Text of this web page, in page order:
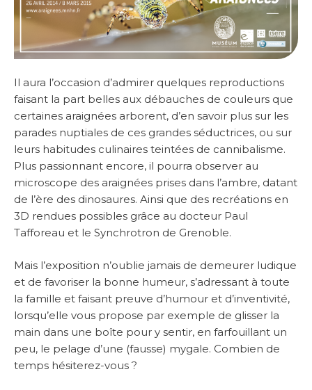
Il aura l’occasion d’admirer quelques reproductions
faisant la part belles aux débauches de couleurs que
certaines araignées arborent, d’en savoir plus sur les
parades nuptiales de ces grandes séductrices, ou sur
leurs habitudes culinaires teintées de cannibalisme.
Plus passionnant encore, il pourra observer au
microscope des araignées prises dans l’ambre, datant
de l’ère des dinosaures. Ainsi que des recréations en
3D rendues possibles grâce au docteur Paul
Tafforeau et le Synchrotron de Grenoble.
Mais l’exposition n’oublie jamais de demeurer ludique
et de favoriser la bonne humeur, s’adressant à toute
la famille et faisant preuve d’humour et d’inventivité,
lorsqu’elle vous propose par exemple de glisser la
main dans une boîte pour y sentir, en farfouillant un
peu, le pelage d’une (fausse) mygale. Combien de
temps hésiterez-vous ?